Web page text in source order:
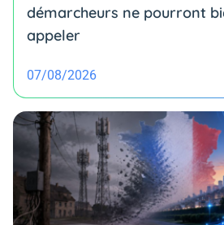
démarcheurs ne pourront
appeler
07/08/2026